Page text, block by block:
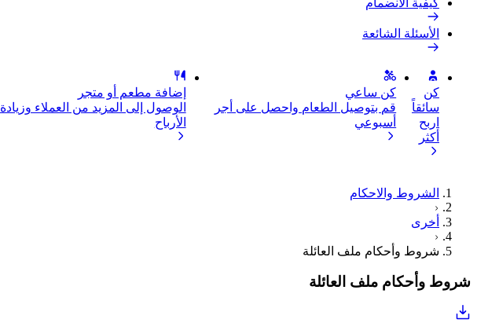
كيفية الانضمام
الأسئلة الشائعة
كن
سائقاً
اربح
أكثر
كن ساعي
قم بتوصيل الطعام واحصل على أجر
أسبوعي
إضافة مطعم أو متجر
الوصول إلى المزيد من العملاء وزيادة
الأرباح
الشروط والاحكام
أخرى
شروط وأحكام ملف العائلة
شروط وأحكام ملف العائلة